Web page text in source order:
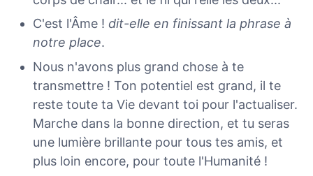
C'est l'Âme ! dit-elle en finissant la phrase à
notre place.
Nous n'avons plus grand chose à te
transmettre ! Ton potentiel est grand, il te
reste toute ta Vie devant toi pour l'actualiser.
Marche dans la bonne direction, et tu seras
une lumière brillante pour tous tes amis, et
plus loin encore, pour toute l'Humanité !